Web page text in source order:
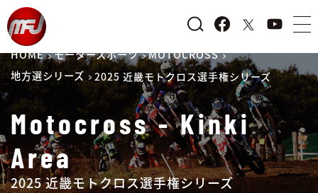
HOME モータースポーツ
MOTOCROSS
地方選シリーズ
2025 近畿モトクロス選手権シリーズ
Motocross - Kinki
Area
2025 近畿モトクロス選手権シリーズ